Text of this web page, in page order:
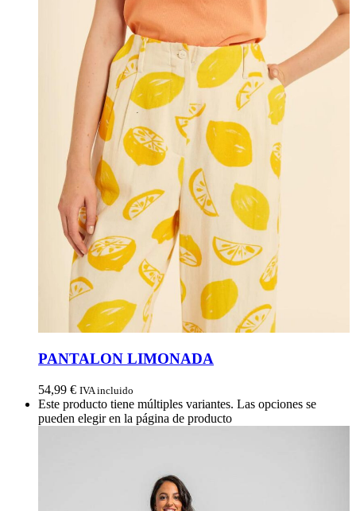
PANTALON LIMONADA
54,99 € IVA incluido
Este producto tiene múltiples variantes. Las opciones se
pueden elegir en la página de producto